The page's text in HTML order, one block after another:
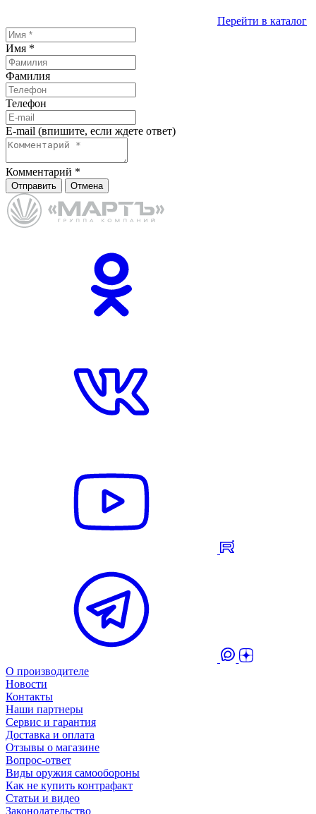
Перейти в каталог
Имя *
Фамилия
Телефон
E-mail (впишите, если ждете ответ)
Комментарий *
Отправить Отмена
О производителе
Новости
Контакты
Наши партнеры
Сервис и гарантия
Доставка и оплата
Отзывы о магазине
Вопрос-ответ
Виды оружия самообороны
Как не купить контрафакт
Статьи и видео
Законодательство